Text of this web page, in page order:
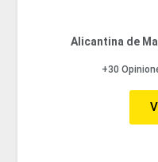
Alicantina de
+30